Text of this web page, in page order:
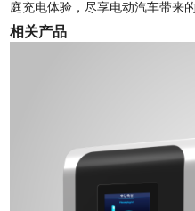
庭充电体验，尽享电动汽车带来
相关产品